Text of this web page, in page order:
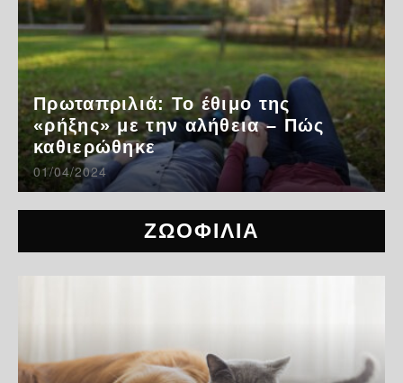
Πρωταπριλιά: Το έθιμο της
«ρήξης» με την αλήθεια – Πώς
καθιερώθηκε
01/04/2024
ΖΩΟΦΙΛΙΑ